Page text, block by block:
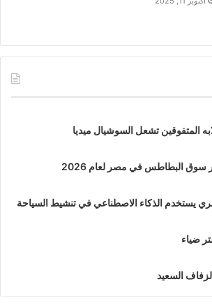
المتفوقين تشعل السوشيال ميديا
سوق البطاطس في مصر لعام 2026
يستخدم الذكاء الاصطناعي في تنشيط السياحة
ضياء
السعيد